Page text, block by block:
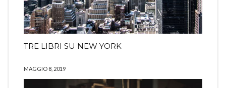
TRE LIBRI SU NEW YORK
MAGGIO 8, 2019